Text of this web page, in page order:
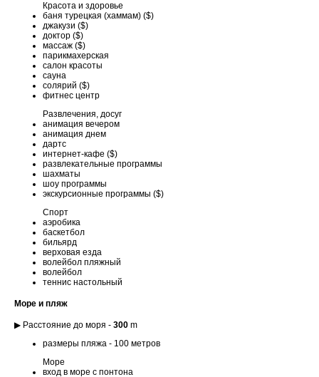
Красота и здоровье
баня турецкая (хаммам) ($)
джакузи ($)
доктор ($)
массаж ($)
парикмахерская
салон красоты
сауна
солярий ($)
фитнес центр
Развлечения, досуг
анимация вечером
анимация днем
дартс
интернет-кафе ($)
развлекательные программы
шахматы
шоу программы
экскурсионные программы ($)
Спорт
аэробика
баскетбол
бильярд
верховая езда
волейбол пляжный
волейбол
теннис настольный
Море и пляж
▶ Расстояние до моря - 300 m
размеры пляжа - 100 метров
Море
вход в море с понтона